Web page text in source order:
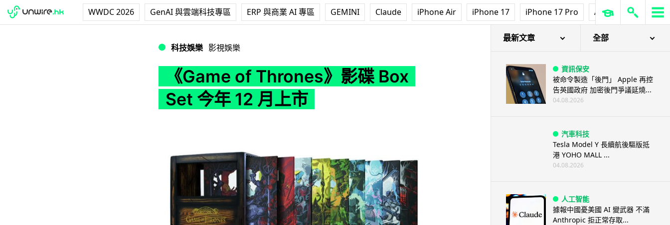
WWDC 2026 GenAI 與雲端科技專區 ERP 與商業 AI 專區 GEMINI Claude iPhone Air iPhone 17 iPhone 17 Pro AirPods Pro 3
科技娛樂 影視娛樂
《Game of Thrones》影碟 Box
Set 今年 12 月上市
最新文章 全部
資訊保安
被命令製造「後門」 Apple 再控
告英國政府 加密後門爭議延燒...
04.08.2026
汽車科技
Tesla Model Y 長續航後驅版抵
港 YOHO MALL ...
04.08.2026
人工智能
據報中國憂美國 AI 變武器 不滿
Anthropic 拒正常存取...